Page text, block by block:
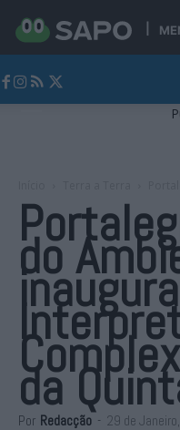
do
da
Por Redacção - 29 de